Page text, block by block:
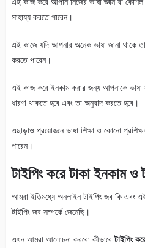
সাহায্য করতে পারেন।
এই কাজে যদি আপনার অনেক ভাষা জানা থাকে
করতে পারেন।
এই কাজ করে ইনকাম করার জন্য আপনাকে ভাষা
ধারণা থাকতে হবে এবং তা অনুবাদ করতে হবে।
এছাড়াও প্রয়োজনে ভাষা শিক্ষা ও কোনো
পারেন।
টাইপিং করে টাকা ইনকাম ও
আমরা ইতিমধ্যে অনলাইন টাইপিং জব কি এবং
টাইপিং জব সম্পর্কে জেনেছি।
এখন আমরা আলোচনা করবো কীভাবেটাইপিং